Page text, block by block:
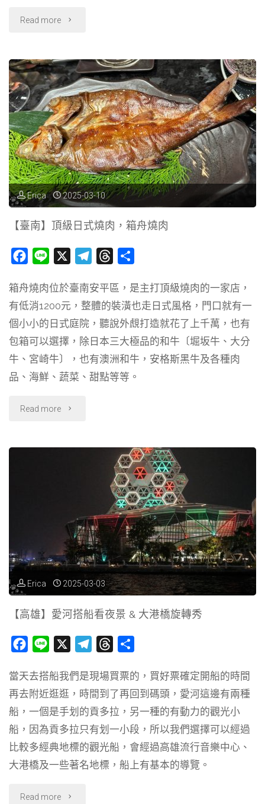
Read more "【桃
森
鄰
水
岸
景
觀
咖
Erica 2025-03-10
【臺南】頂級日式燒肉，箱舟燒肉
c
e
b
o
o
k
n
e
l
e
g
r
a
m
r
e
a
d
s
箱舟燒肉位於臺南安平區，是主打頂級燒肉的一家店，
有低消1200元，整體的裝潢也走日式風格，門口就有一
個小小的日式庭院，聽說外覤打造就花了上千萬，也有
包箱可以選擇，除日本三大極品的和牛〔堀坂牛、大分
牛、宮崎牛〕，也有澳洲和牛，安格斯黑牛及各種肉
品、海鮮、蔬菜、甜點等等。
Read more "【臺
式
燒
肉，
箱
肉"
Erica 2025-03-03
【高雄】愛河搭船看夜景 & 大港橋旋轉秀
c
e
b
o
o
k
n
e
l
e
g
r
a
m
r
e
a
d
s
當天去搭船我們是現場買票的，買好票確定開船的時間
再去附近逛逛，時間到了再回到碼頭，愛河這邊有兩種
船，一個是手划的貢多拉，另一種的有動力的觀光小
船，因為貢多拉只有划一小段，所以我們選擇可以經過
比較多經典地標的觀光船，會經過高雄流行音樂中心、
大港橋及一些著名地標，船上有基本的導覽。
Read more "【高